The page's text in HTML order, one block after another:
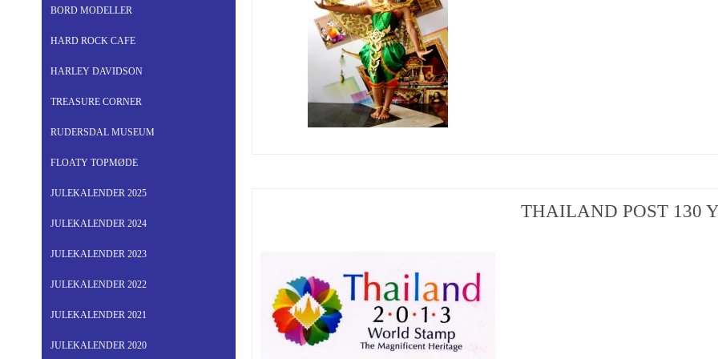
BORD MODELLER
HARD ROCK CAFE
HARLEY DAVIDSON
TREASURE CORNER
RUDERSDAL MUSEUM
FLOATY TOPMØDE
JULEKALENDER 2025
JULEKALENDER 2024
JULEKALENDER 2023
JULEKALENDER 2022
JULEKALENDER 2021
JULEKALENDER 2020
THAILAND POST 130